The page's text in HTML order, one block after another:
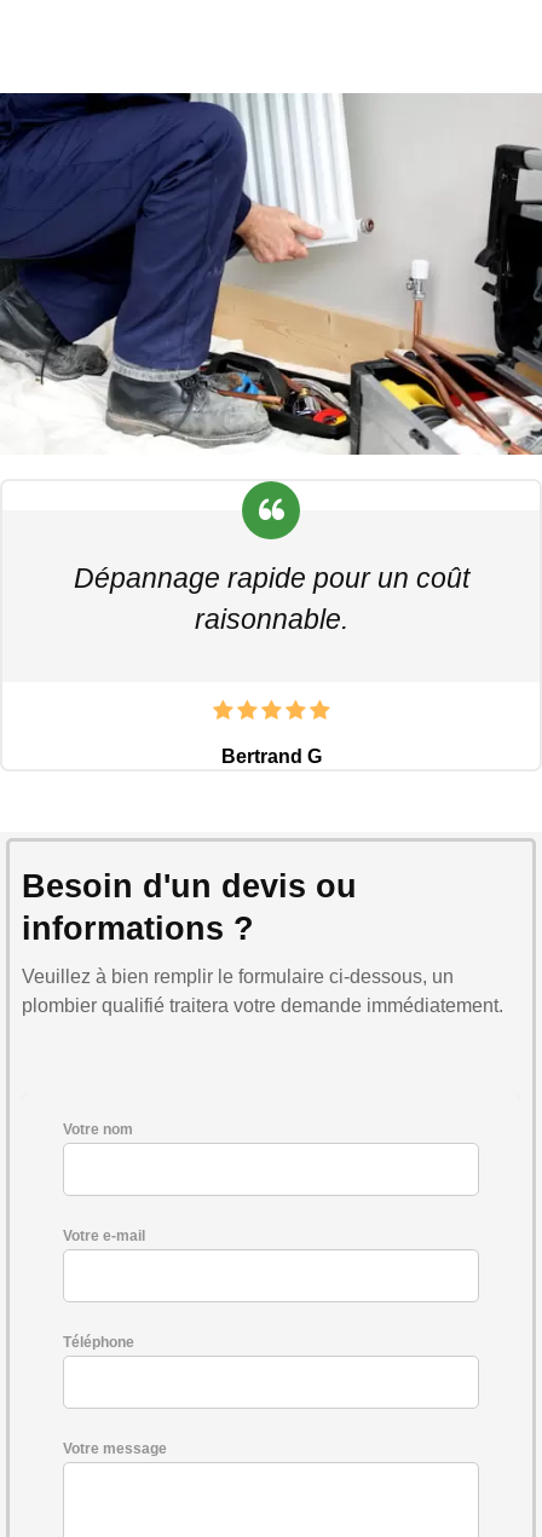
Dépannage rapide pour un coût
raisonnable.
Bertrand G
Besoin d'un devis ou
informations ?
Veuillez à bien remplir le formulaire ci-dessous, un
plombier qualifié traitera votre demande immédiatement.
Votre nom
Votre e-mail
Téléphone
Votre message